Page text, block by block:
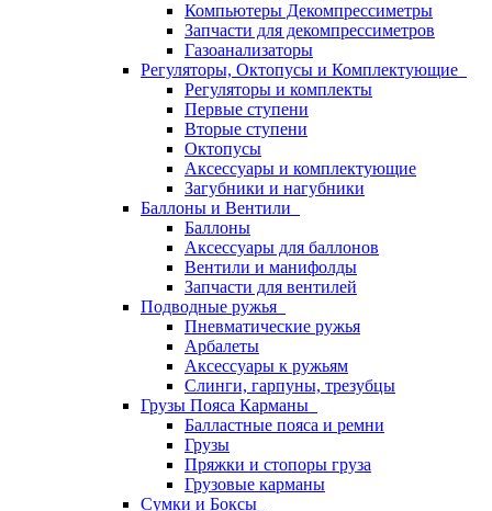
Компьютеры Декомпрессиметры
Запчасти для декомпрессиметров
Газоанализаторы
Регуляторы, Октопусы и Комплектующие
Регуляторы и комплекты
Первые ступени
Вторые ступени
Октопусы
Аксессуары и комплектующие
Загубники и нагубники
Баллоны и Вентили
Баллоны
Аксессуары для баллонов
Вентили и манифолды
Запчасти для вентилей
Подводные ружья
Пневматические ружья
Арбалеты
Аксессуары к ружьям
Слинги, гарпуны, трезубцы
Грузы Пояса Карманы
Балластные пояса и ремни
Грузы
Пряжки и стопоры груза
Грузовые карманы
Сумки и Боксы